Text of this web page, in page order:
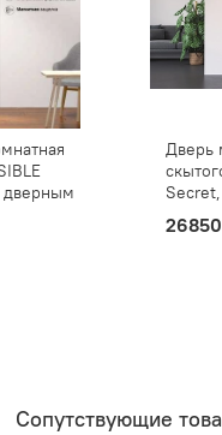
дверным
Дверь
Сопутствующие